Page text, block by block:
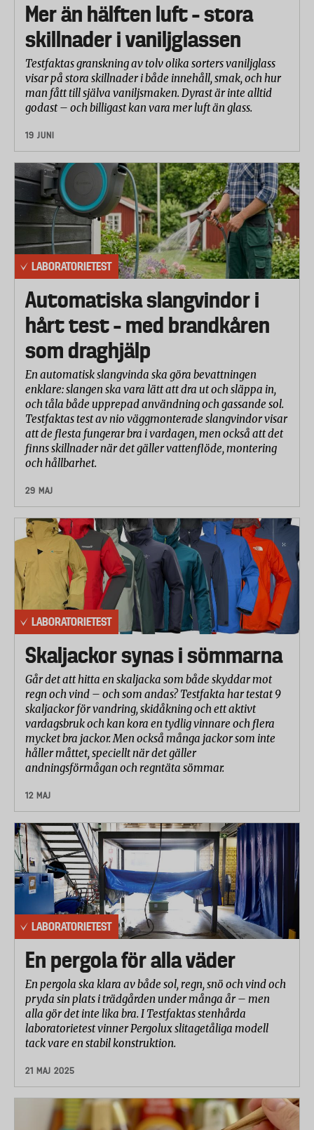
Mer än hälften luft – stora
skillnader i vaniljglassen
Testfaktas granskning av tolv olika sorters vaniljglass
visar på stora skillnader i både innehåll, smak, och hur
man fått till själva vaniljsmaken. Dyrast är inte alltid
godast – och billigast kan vara mer luft än glass.
19 JUNI
LABORATORIETEST
Automatiska slangvindor i
hårt test – med brandkåren
som draghjälp
En automatisk slangvinda ska göra bevattningen
enklare: slangen ska vara lätt att dra ut och släppa in,
och tåla både upprepad användning och gassande sol.
Testfaktas test av nio väggmonterade slangvindor visar
att de flesta fungerar bra i vardagen, men också att det
finns skillnader när det gäller vattenflöde, montering
och hållbarhet.
29 MAJ
LABORATORIETEST
Skaljackor synas i sömmarna
Går det att hitta en skaljacka som både skyddar mot
regn och vind – och som andas? Testfakta har testat 9
skaljackor för vandring, skidåkning och ett aktivt
vardagsbruk och kan kora en tydlig vinnare och flera
mycket bra jackor. Men också många jackor som inte
håller måttet, speciellt när det gäller
andningsförmågan och regntäta sömmar.
12 MAJ
LABORATORIETEST
En pergola för alla väder
En pergola ska klara av både sol, regn, snö och vind och
pryda sin plats i trädgården under många år – men
alla gör det inte lika bra. I Testfaktas stenhårda
laboratorietest vinner Pergolux slitagetåliga modell
tack vare en stabil konstruktion.
21 MAJ 2025